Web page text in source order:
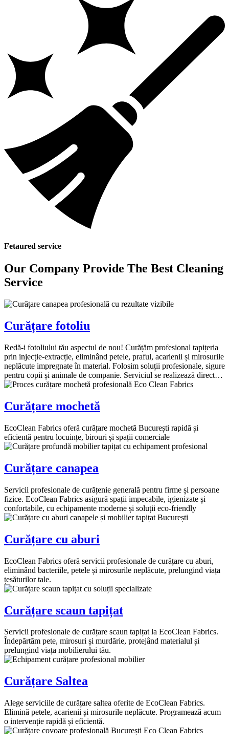
Fetaured service
Our Company Provide The Best Cleaning
Service
Curățare fotoliu
Redă-i fotoliului tău aspectul de nou! Curățăm profesional tapițeria
prin injecție-extracție, eliminând petele, praful, acarienii și mirosurile
neplăcute impregnate în material. Folosim soluții profesionale, sigure
pentru copii și animale de companie. Serviciul se realizează direct…
Curățare mochetă
EcoClean Fabrics oferă curățare mochetă București rapidă și
eficientă pentru locuințe, birouri și spații comerciale
Curățare canapea
Servicii profesionale de curățenie generală pentru firme și persoane
fizice. EcoClean Fabrics asigură spații impecabile, igienizate și
confortabile, cu echipamente moderne și soluții eco-friendly
Curățare cu aburi
EcoClean Fabrics oferă servicii profesionale de curățare cu aburi,
eliminând bacteriile, petele și mirosurile neplăcute, prelungind viața
țesăturilor tale.
Curățare scaun tapițat
Servicii profesionale de curățare scaun tapițat la EcoClean Fabrics.
Îndepărtăm pete, mirosuri și murdărie, protejând materialul și
prelungind viața mobilierului tău.
Curățare Saltea
Alege serviciile de curățare saltea oferite de EcoClean Fabrics.
Elimină petele, acarienii și mirosurile neplăcute. Programează acum
o intervenție rapidă și eficientă.